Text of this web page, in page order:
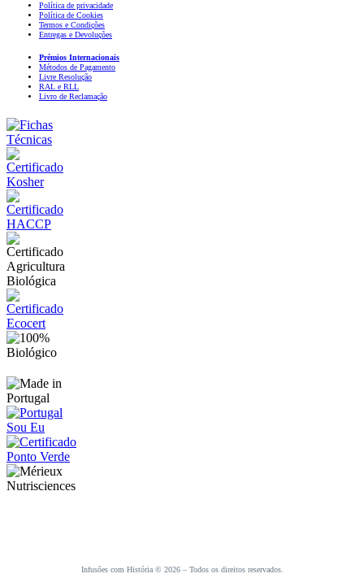
Política de privacidade
Política de Cookies
Termos e Condições
Entregas e Devoluções
Prémios Internacionais
Métodos de Pagamento
Livre Resolução
RAL e RLL
Livro de Reclamação
Infusões com História © 2026 – Todos os direitos reservados.